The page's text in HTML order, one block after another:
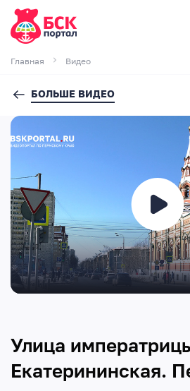
Главная Видео
БОЛЬШЕ ВИДЕО
Улица
Екатерининская.